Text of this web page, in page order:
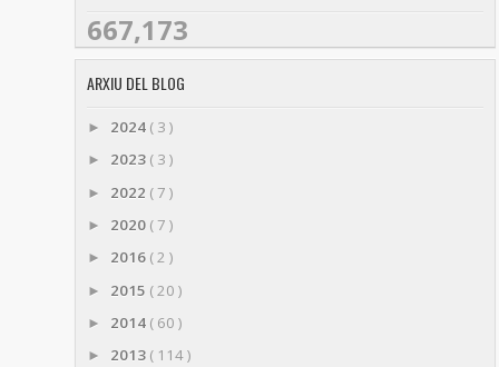
667,173
ARXIU DEL BLOG
► 2024 ( 3 )
► 2023 ( 3 )
► 2022 ( 7 )
► 2020 ( 7 )
► 2016 ( 2 )
► 2015 ( 20 )
► 2014 ( 60 )
► 2013 ( 114 )